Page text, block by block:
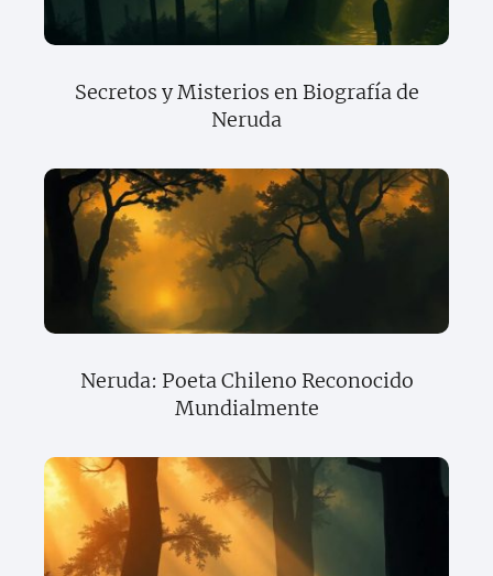
Secretos y Misterios en Biografía de
Neruda
Neruda: Poeta Chileno Reconocido
Mundialmente